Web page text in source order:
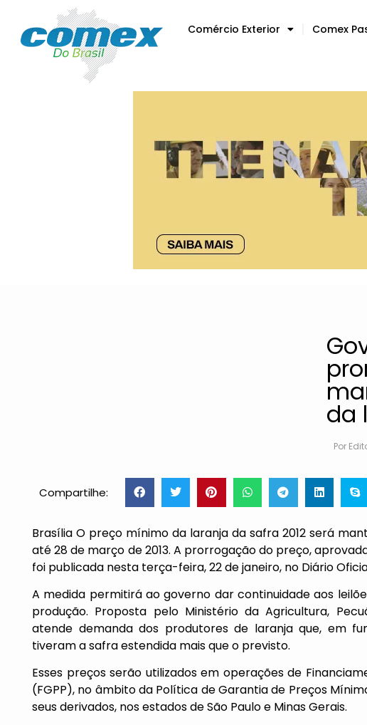
Comércio Exterior Comex
da
Por
Compartilhe:
Brasília O preço mínimo da laranja da safra 2012 será
até 28 de março de 2013. A prorrogação do preço,
foi publicada nesta terça-feira, 22 de janeiro, no Diário
A medida permitirá ao governo dar continuidade aos
produção. Proposta pelo Ministério da Agricultura,
atende demanda dos produtores de laranja que, em
tiveram a safra estendida mais que o previsto.
Esses preços serão utilizados em operações de
(FGPP), no âmbito da Política de Garantia de Preços
seus derivados, nos estados de São Paulo e Minas Gerais.